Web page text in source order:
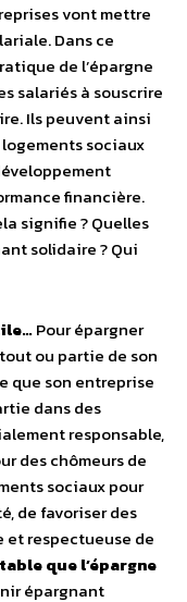
vont mettre
Dans ce
de l’épargne
salariés à souscrire
Ils peuvent ainsi
sociaux
financière.
signifie ? Quelles
solidaire ? Qui
Pour épargner
ou partie de son
que son entreprise
dans des
responsable,
des chômeurs de
sociaux pour
de favoriser des
respectueuse de
que l’épargne
épargnant